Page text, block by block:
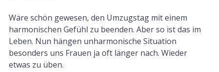
Wäre schön gewesen, den Umzugstag mit einem
harmonischen Gefühl zu beenden. Aber so ist das im
Leben. Nun hängen unharmonische Situation
besonders uns Frauen ja oft länger nach. Wieder
etwas zu üben.